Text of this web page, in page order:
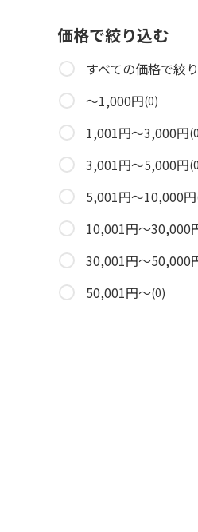
価格で絞り込む
すべての価格で絞
～1,000円(0)
1,001円～3,000円
3,001円～5,000円
5,001円～10,000円
10,001円～30,000
30,001円～50,000
50,001円～(0)